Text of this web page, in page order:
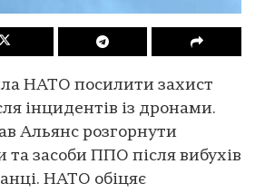
НАТО посилити захист
інцидентів із дронами.
Альянс розгорнути
та засоби ППО після вибухів
НАТО обіцяє